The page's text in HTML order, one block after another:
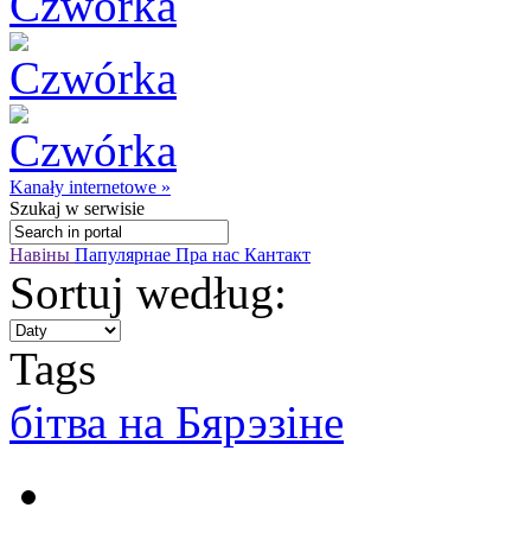
Kanały internetowe »
Szukaj w serwisie
Навіны Папулярнае Пра нас Кантакт
Sortuj według:
Tags
бітва на Бярэзіне